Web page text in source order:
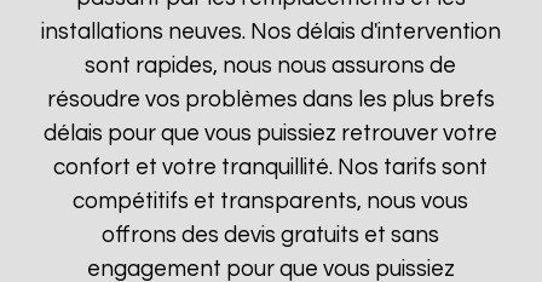
installations neuves. Nos délais d'intervention
sont rapides, nous nous assurons de
résoudre vos problèmes dans les plus brefs
délais pour que vous puissiez retrouver votre
confort et votre tranquillité. Nos tarifs sont
compétitifs et transparents, nous vous
offrons des devis gratuits et sans
engagement pour que vous puissiez